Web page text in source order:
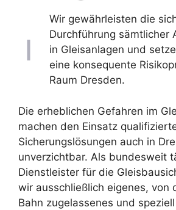
Wir gewährleisten die
Durchführung sämtlicher
in Gleisanlagen und
eine konsequente
Raum Dresden.
Die erheblichen Gefahren im
machen den Einsatz
Sicherungslösungen auch in
unverzichtbar. Als bundesweit
Dienstleister für die
wir ausschließlich eigenes, von
Bahn zugelassenes und